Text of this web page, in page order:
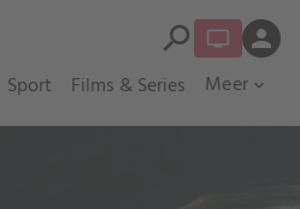
Sport Films & Series Meer expand_more
search person